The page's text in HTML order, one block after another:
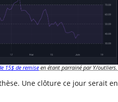
15$ de remise en étant parrainé par Y/outliers.
Une clôture ce jour serait en